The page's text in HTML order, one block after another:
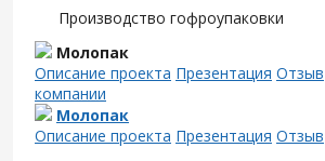
Производство гофроупаковки
Молопак
Описание проекта Презентация Отзыв
компании
Молопак
Описание проекта Презентация Отзыв